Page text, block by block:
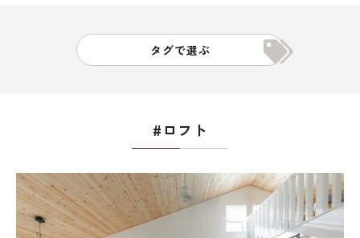
タグで選ぶ
#ロフト